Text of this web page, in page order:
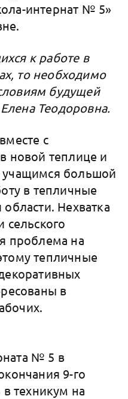
интернат № 5»
к работе в
то необходимо
будущей
Теодоровна.
с
новой теплице и
учащимся большой
в тепличные
Нехватка
сельского
проблема на
тепличные
в
№ 5 в
9-го
в техникум на